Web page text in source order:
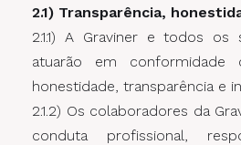
2.1) Transparência,
2.1.1) A Graviner e todos os
atuarão em conformidade
honestidade, transparência e
2.1.2) Os colaboradores da
conduta profissional,